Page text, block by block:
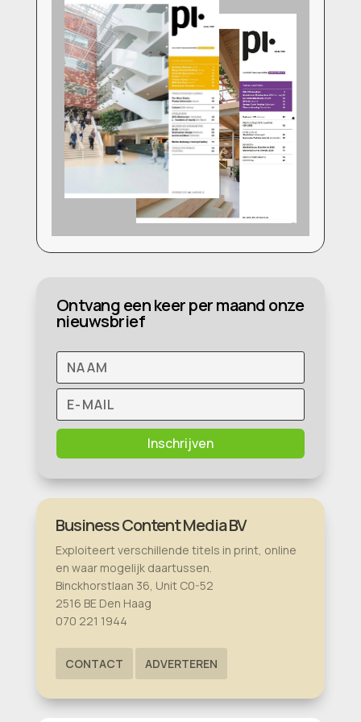
Ontvang een keer per maand onze
nieuwsbrief
Inschrijven
Business Content Media BV
Exploiteert verschillende titels in print, online
en waar mogelijk daartussen.
Binckhorstlaan 36, Unit C0-52
2516 BE Den Haag
070 221 1944
CONTACT ADVERTEREN